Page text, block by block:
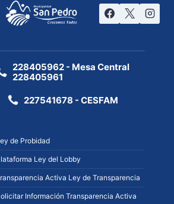
228405962 - Mesa Central
228405961
227541678 - CESFAM
de Probidad
Ley del Lobby
Activa Ley de Transparencia
Información Transparencia Activa